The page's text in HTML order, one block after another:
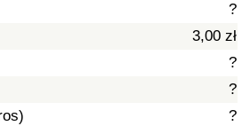
?
3,00 zł
?
?
?
por País